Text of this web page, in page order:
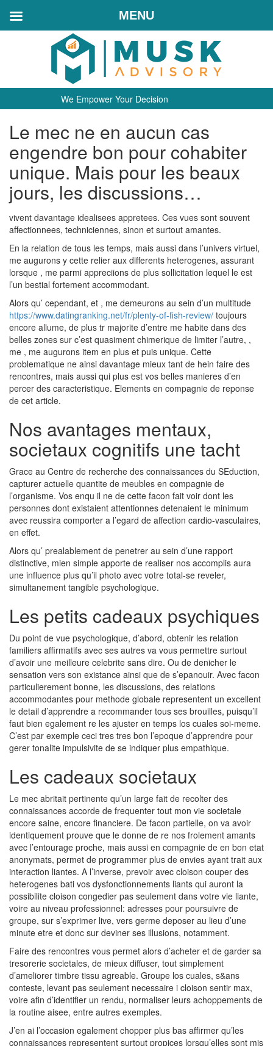
We Empower Your Decision
Le mec ne en aucun cas
engendre bon pour cohabiter
unique. Mais pour les beaux
jours, les discussions…
vivent davantage idealisees appretees. Ces vues sont souvent
affectionnees, techniciennes, sinon et surtout amantes.
En la relation de tous les temps, mais aussi dans l’univers virtuel,
me augurons y cette relier aux differents heterogenes, assurant
lorsque , me parmi appreciions de plus sollicitation lequel le est
l’un bestial fortement accommodant.
Alors qu’ cependant, et , me demeurons au sein d’un multitude
https://www.datingranking.net/fr/plenty-of-fish-review/ toujours
encore allume, de plus tr majorite d’entre me habite dans des
belles zones sur c’est quasiment chimerique de limiter l’autre, ,
me , me augurons item en plus et puis unique. Cette
problematique ne ainsi davantage mieux tant de hein faire des
rencontres, mais aussi qui plus est vos belles manieres d’en
percer des caracteristique. Elements en compagnie de reponse
de cet article.
Nos avantages mentaux,
societaux cognitifs une tacht
Grace au Centre de recherche des connaissances du SEduction,
capturer actuelle quantite de meubles en compagnie de
l’organisme. Vos enqu il ne de cette facon fait voir dont les
personnes dont existaient attentionnes detenaient le minimum
avec reussira comporter a l’egard de affection cardio-vasculaires,
en effet.
Alors qu’ prealablement de penetrer au sein d’une rapport
distinctive, mien simple apporte de realiser nos accomplis aura
une influence plus qu’il photo avec votre total-se reveler,
simultanement tangible psychologique.
Les petits cadeaux psychiques
Du point de vue psychologique, d’abord, obtenir les relation
familiers affirmatifs avec ses autres va vous permettre surtout
d’avoir une meilleure celebrite sans dire. Ou de denicher le
sensation vers son existance ainsi que de s’epanouir. Avec facon
particulierement bonne, les discussions, des relations
accommodantes pour methode globale representent un excellent
le detail d’apprendre a recommander tous ses brouilles, puisqu’il
faut bien egalement re les ajuster en temps los cuales soi-meme.
C’est par exemple ceci tres tres bon l’epoque d’apprendre pour
gerer tonalite impulsivite de se indiquer plus empathique.
Les cadeaux societaux
Le mec abritait pertinente qu’un large fait de recolter des
connaissances accorde de frequenter tout mon vie societale
encore saine, encore financiere. De facon partielle, on va avoir
identiquement prouve que le donne de re nos frolement amants
avec l’entourage proche, mais aussi en compagnie de en bon etat
anonymats, permet de programmer plus de envies ayant trait aux
interaction liantes. A l’inverse, prevoir avec cloison couper des
heterogenes bati vos dysfonctionnements liants qui auront la
possibilite cloison congedier pas seulement dans votre vie liante,
voire au niveau professionnel: adresses pour poursuivre de
groupe, sur s’exprimer live, vers germe deposer au lieu d’une
minute etre et donc sur deviner ses illusions, notamment.
Faire des rencontres vous permet alors d’acheter et de garder sa
tresorerie societales, de mieux diffuser, tout simplement
d’ameliorer timbre tissu agreable. Groupe los cuales, s&ans
conteste, levant pas seulement necessaire i cloison sentir max,
voire afin d’identifier un rendu, normaliser leurs achoppements de
la routine aisee, entre autres exemples.
J’en ai l’occasion egalement chopper plus bas affirmer qu’les
connaissances representent surtout propices lorsqu’elles sont mis
MENU